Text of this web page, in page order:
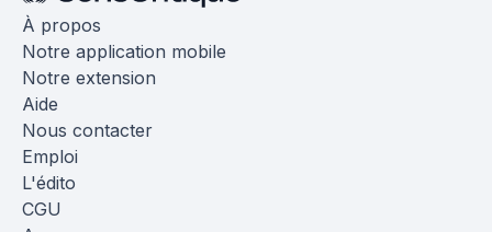
À propos
Notre application mobile
Notre extension
Aide
Nous contacter
Emploi
L'édito
CGU